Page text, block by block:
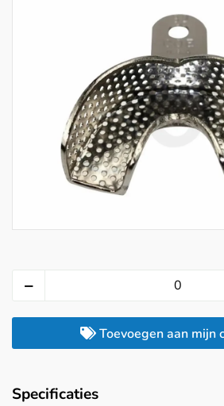
Toevoegen aan mijn
Specificaties